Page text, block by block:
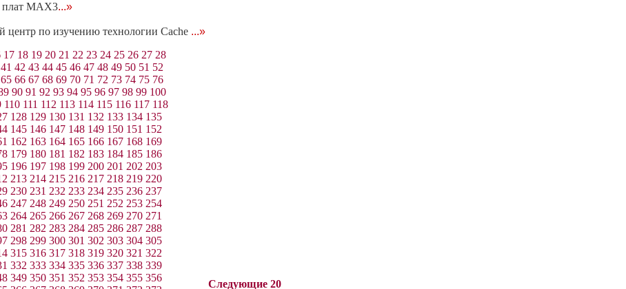
плат МАХ3...»
центр по изучению технологии Cache ...»
17 18 19 20 21 22 23 24 25 26 27 28
41 42 43 44 45 46 47 48 49 50 51 52
65 66 67 68 69 70 71 72 73 74 75 76
90 91 92 93 94 95 96 97 98 99 100
110 111 112 113 114 115 116 117 118
128 129 130 131 132 133 134 135
145 146 147 148 149 150 151 152
162 163 164 165 166 167 168 169
179 180 181 182 183 184 185 186
196 197 198 199 200 201 202 203
213 214 215 216 217 218 219 220
230 231 232 233 234 235 236 237
247 248 249 250 251 252 253 254
264 265 266 267 268 269 270 271
281 282 283 284 285 286 287 288
298 299 300 301 302 303 304 305
315 316 317 318 319 320 321 322
332 333 334 335 336 337 338 339
349 350 351 352 353 354 355 356
Следующие 20